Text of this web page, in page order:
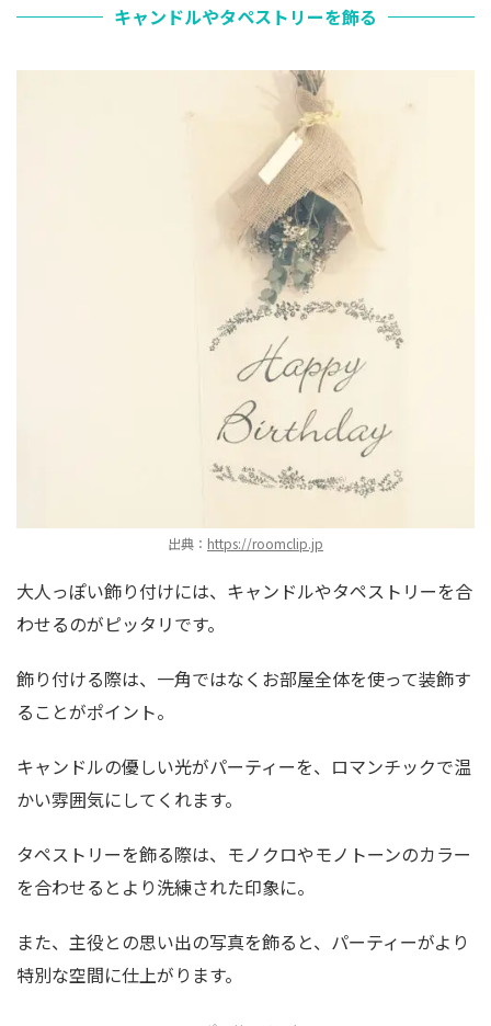
キャンドルやタペストリーを飾る
出典： https://roomclip.jp
大人っぽい飾り付けには、キャンドルやタペストリーを合
わせるのがピッタリです。
飾り付ける際は、一角ではなくお部屋全体を使って装飾す
ることがポイント。
キャンドルの優しい光がパーティーを、ロマンチックで温
かい雰囲気にしてくれます。
タペストリーを飾る際は、モノクロやモノトーンのカラー
を合わせるとより洗練された印象に。
また、主役との思い出の写真を飾ると、パーティーがより
特別な空間に仕上がります。